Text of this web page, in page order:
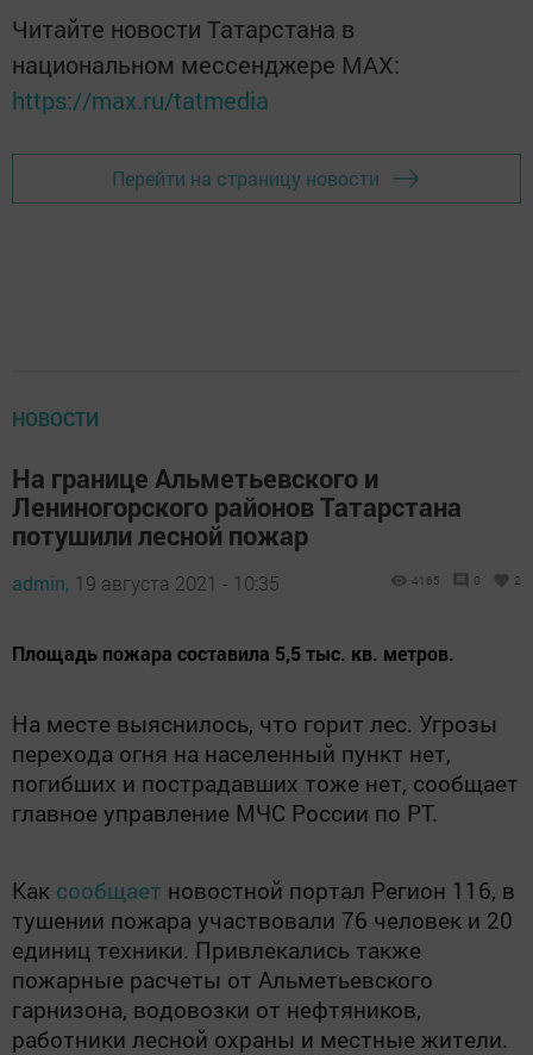
Читайте новости Татарстана в
национальном мессенджере MАХ:
https://max.ru/tatmedia
Перейти на страницу новости
НОВОСТИ
На границе Альметьевского и
Лениногорского районов Татарстана
потушили лесной пожар
admin, 19 августа 2021 - 10:35 4165 0 2
​​​​​​​Площадь пожара составила 5,5 тыс. кв. метров.
На месте выяснилось, что горит лес. Угрозы
перехода огня на населенный пункт нет,
погибших и пострадавших тоже нет, сообщает
главное управление МЧС России по РТ.
Как сообщает новостной портал Регион 116, в
тушении пожара участвовали 76 человек и 20
единиц техники. Привлекались также
пожарные расчеты от Альметьевского
гарнизона, водовозки от нефтяников,
работники лесной охраны и местные жители.